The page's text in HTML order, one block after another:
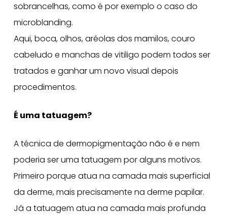
sobrancelhas, como é por exemplo o caso do
microblanding.
Aqui, boca, olhos, aréolas dos mamilos, couro
cabeludo e manchas de vitiligo podem todos ser
tratados e ganhar um novo visual depois
procedimentos.
É uma tatuagem?
A técnica de dermopigmentação não é e nem
poderia ser uma tatuagem por alguns motivos.
Primeiro porque atua na camada mais superficial
da derme, mais precisamente na derme papilar.
Já a tatuagem atua na camada mais profunda